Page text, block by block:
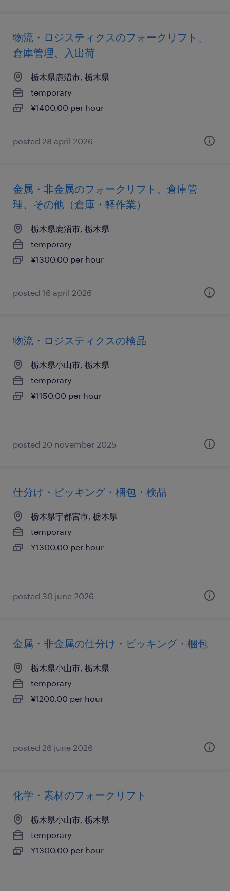
物流・ロジスティクスのフォークリフト、
倉庫管理、入出荷
栃木県鹿沼市, 栃木県
temporary
¥1400.00 per hour
posted 28 april 2026
金属・非金属のフォークリフト、倉庫管
理、その他（倉庫・軽作業）
栃木県鹿沼市, 栃木県
temporary
¥1300.00 per hour
posted 16 april 2026
物流・ロジスティクスの検品
栃木県小山市, 栃木県
temporary
¥1150.00 per hour
posted 20 november 2025
仕分け・ピッキング・梱包・検品
栃木県宇都宮市, 栃木県
temporary
¥1300.00 per hour
posted 30 june 2026
金属・非金属の仕分け・ピッキング・梱包
栃木県小山市, 栃木県
temporary
¥1200.00 per hour
posted 26 june 2026
化学・素材のフォークリフト
栃木県小山市, 栃木県
temporary
¥1300.00 per hour